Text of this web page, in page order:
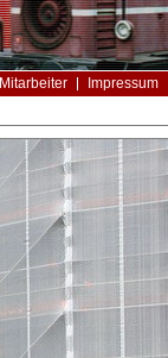
Mitarbeiter Impressum